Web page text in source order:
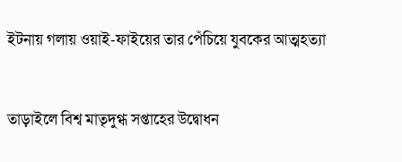
ইটনায় গলায় ওয়াই-ফাইয়ের তার পেঁচিয়ে যুবকের আত্মহত্যা
তাড়াইলে বিশ্ব মাতৃদুগ্ধ সপ্তাহের উদ্বোধন